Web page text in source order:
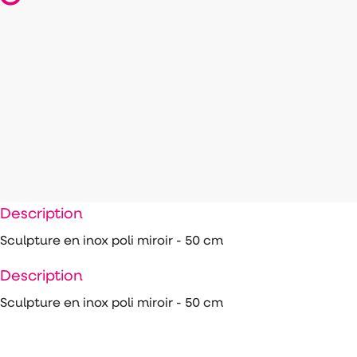
Description
Sculpture en inox poli miroir - 50 cm
Description
Sculpture en inox poli miroir - 50 cm